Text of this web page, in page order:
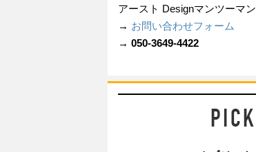
アースト Designマンツーマン
→ お問い合わせフォーム
→ 050-3649-4422